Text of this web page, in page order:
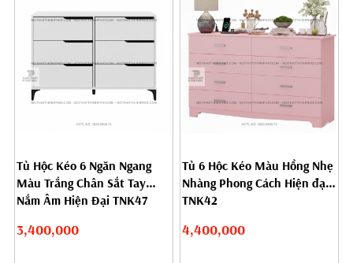
Tủ Hộc Kéo 6 Ngăn Ngang
Màu Trắng Chân Sắt Tay
Nắm Âm Hiện Đại TNK47
3,400,000
Tủ 6 Hộc Kéo Màu Hồng Nhẹ
Nhàng Phong Cách Hiện đại
TNK42
4,400,000